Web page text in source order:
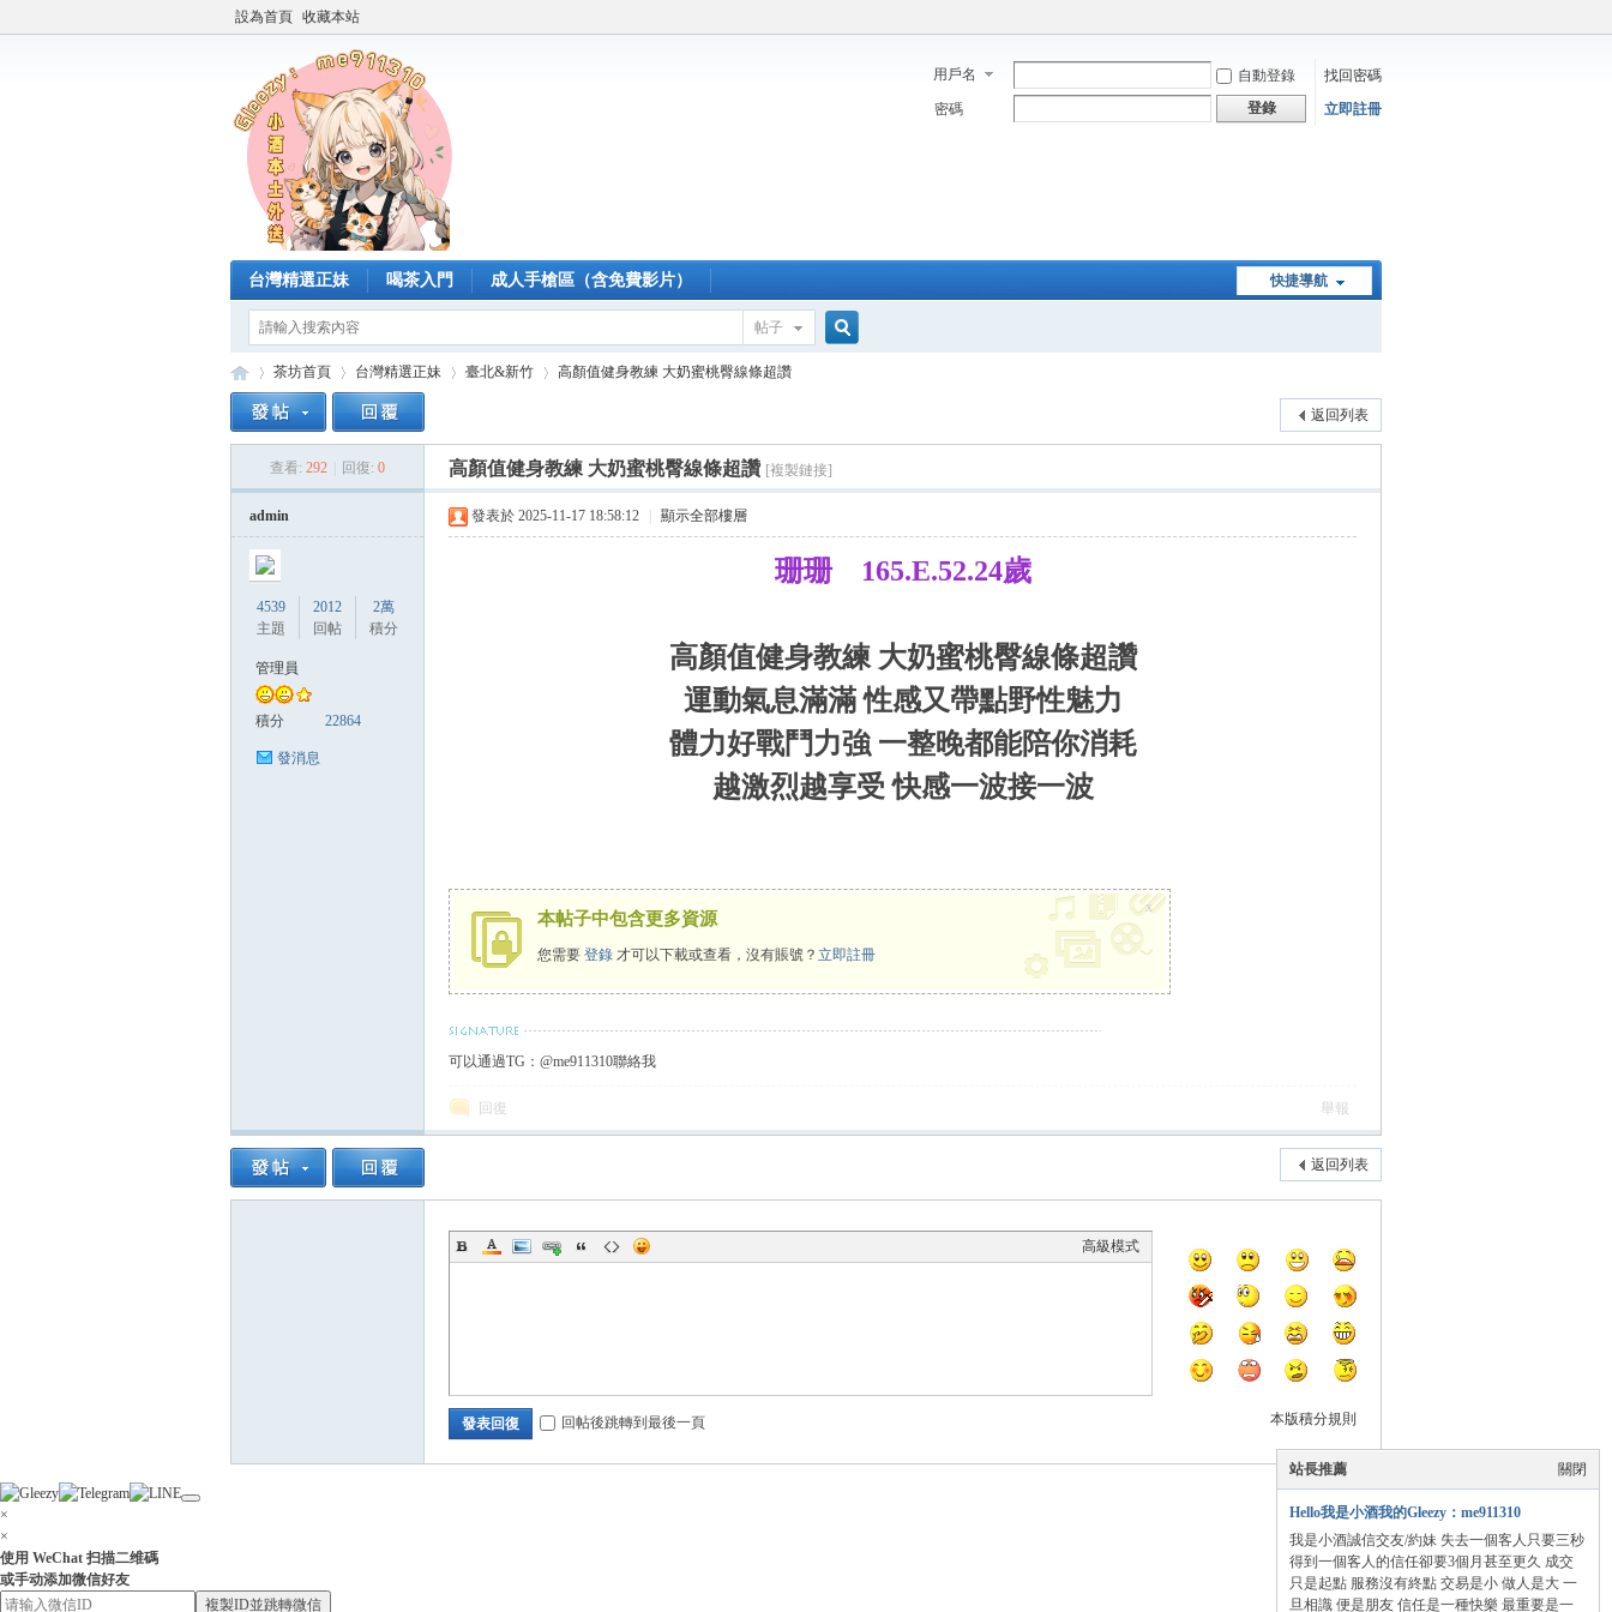
設為首頁 收藏本站
用戶名 自動登錄
找回密碼
密碼
登錄 立即註冊
快捷導航
台灣精選正妹 喝茶入門 成人手槍區（含免費影片）
帖子
索
茶坊首頁 台灣精選正妹 臺北&新竹
›
高顏值健身教練 大奶蜜桃臀線條超讚
返回列表
查看: 292 回復: 0 高顏值健身教練 大奶蜜桃臀線條超讚 [複製鏈接]
admin
4539
主題
2012
回帖
2萬
積分
管理員
積分 22864
發消息
發表於 2025-11-17 18:58:12 顯示全部樓層
珊珊 165.E.52.24歲
高顏值健身教練 大奶蜜桃臀線條超讚
運動氣息滿滿 性感又帶點野性魅力
體力好戰鬥力強 一整晚都能陪你消耗
越激烈越享受 快感一波接一波
本帖子中包含更多資源
您需要 登錄 才可以下載或查看，沒有賬號？ 立即註冊
x
可以通過TG：@me911310聯絡我
回復 舉報
返回列表
高級模式
本版積分規則
發表回復 回帖後跳轉到最後一頁
關閉
站長推薦
Hello我是小酒我的Gleezy：me911310
我是小酒誠信交友/約妹 失去一個客人只要三秒
得到一個客人的信任卻要3個月甚至更久 成交
只是起點 服務沒有終點 交易是小 做人是大 一
旦相識 便是朋友 信任是一種快樂 最重要是一
×
×
使用 WeChat 扫描二维碼
或手动添加微信好友
複製ID並跳轉微信